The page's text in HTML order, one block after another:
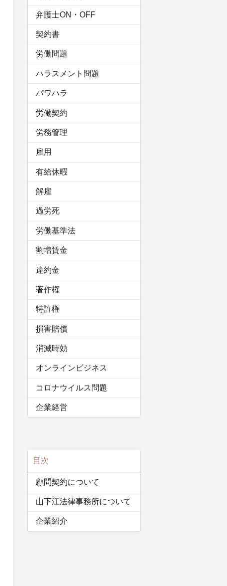
弁護士ON・OFF
契約書
労働問題
ハラスメント問題
パワハラ
労働契約
労務管理
雇用
有給休暇
解雇
過労死
労働基準法
割増賃金
違約金
著作権
特許権
損害賠償
消滅時効
オンラインビジネス
コロナウイルス問題
企業経営
目次
顧問契約について
山下江法律事務所について
企業紹介